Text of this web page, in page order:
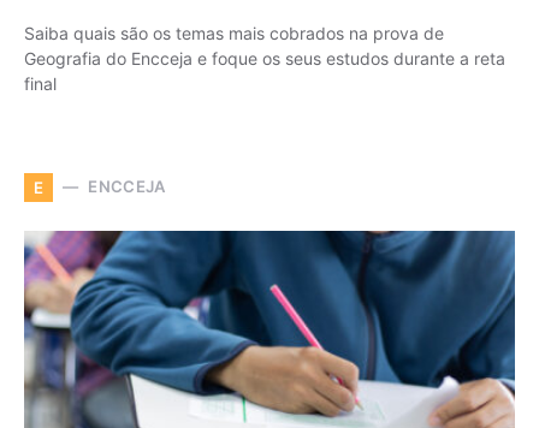
Saiba quais são os temas mais cobrados na prova de
Geografia do Encceja e foque os seus estudos durante a reta
final
E ENCCEJA